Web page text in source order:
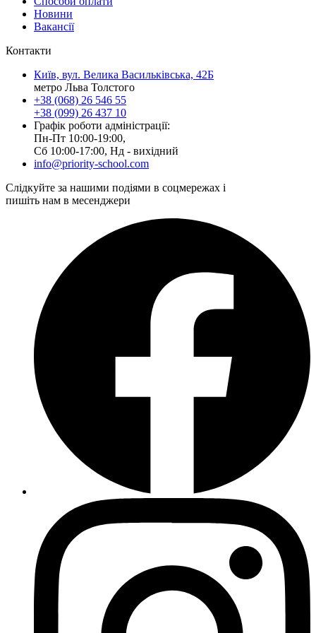
Новини
Вакансії
Контакти
Київ, вул. Велика Васильківська, 42Б
метро Льва Толстого
+38 (068) 26 546 55
+38 (099) 26 437 10
Графік роботи адміністрації:
Пн-Пт 10:00-19:00,
Сб 10:00-17:00, Нд - вихідний
info@priority-school.com
Слідкуйте за нашими подіями в соцмережах і
пишіть нам в месенджери